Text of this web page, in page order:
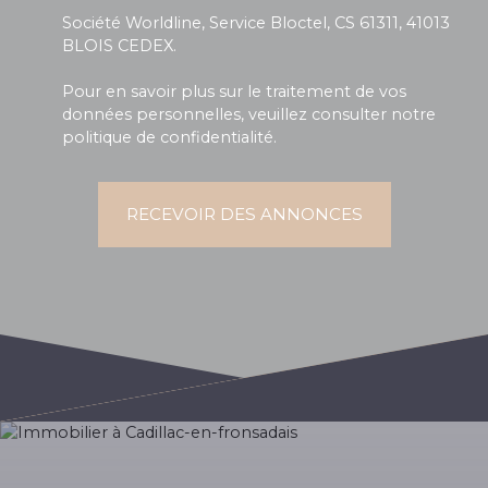
Société Worldline, Service Bloctel, CS 61311, 41013
BLOIS CEDEX.
Pour en savoir plus sur le traitement de vos
données personnelles, veuillez consulter notre
politique de confidentialité.
RECEVOIR DES ANNONCES